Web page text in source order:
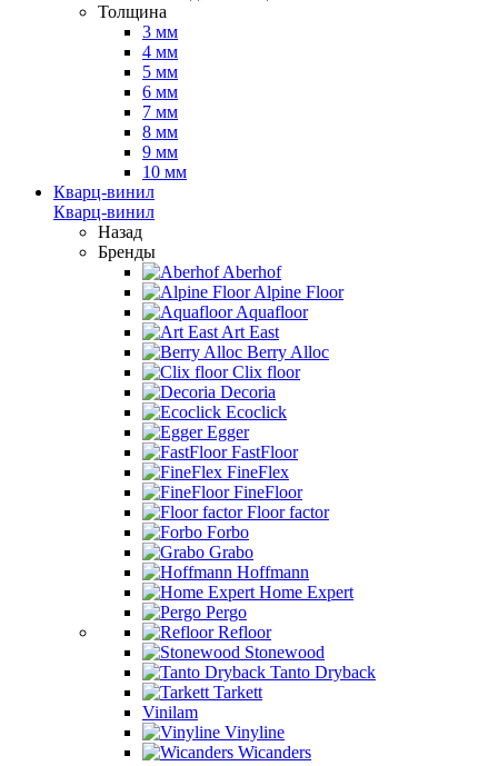
Толщина
3 мм
4 мм
5 мм
6 мм
7 мм
8 мм
9 мм
10 мм
Кварц-винил
Кварц-винил
Назад
Бренды
Aberhof
Alpine Floor
Aquafloor
Art East
Berry Alloc
Clix floor
Decoria
Ecoclick
Egger
FastFloor
FineFlex
FineFloor
Floor factor
Forbo
Grabo
Hoffmann
Home Expert
Pergo
Refloor
Stonewood
Tanto Dryback
Tarkett
Vinilam
Vinyline
Wicanders